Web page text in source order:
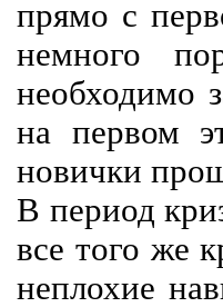
прямо с
немного
необходимо
на первом
новички
В период
все того же
неплохие